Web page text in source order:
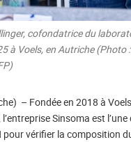
cofondatrice du
à Voels, en Autriche (Photo
– Fondée en 2018 à
Sinsoma est
pour vérifier la composition